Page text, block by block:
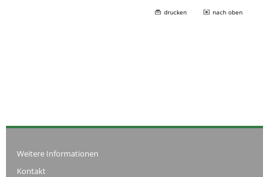
drucken nach oben
Weitere Informationen
Kontakt